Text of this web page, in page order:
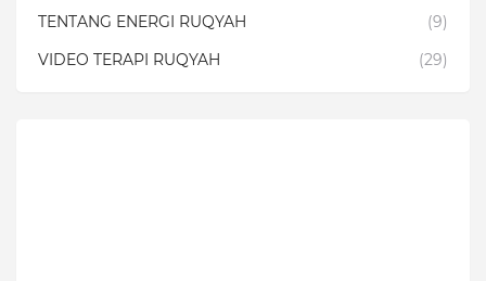
TENTANG ENERGI RUQYAH
(9)
VIDEO TERAPI RUQYAH
(29)